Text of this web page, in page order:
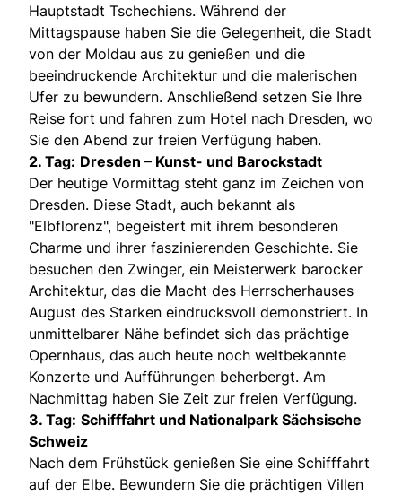
Hauptstadt Tschechiens. Während der
Mittagspause haben Sie die Gelegenheit, die Stadt
von der Moldau aus zu genießen und die
beeindruckende Architektur und die malerischen
Ufer zu bewundern. Anschließend setzen Sie Ihre
Reise fort und fahren zum Hotel nach Dresden, wo
Sie den Abend zur freien Verfügung haben.
2. Tag: Dresden – Kunst- und Barockstadt
Der heutige Vormittag steht ganz im Zeichen von
Dresden. Diese Stadt, auch bekannt als
"Elbflorenz", begeistert mit ihrem besonderen
Charme und ihrer faszinierenden Geschichte. Sie
besuchen den Zwinger, ein Meisterwerk barocker
Architektur, das die Macht des Herrscherhauses
August des Starken eindrucksvoll demonstriert. In
unmittelbarer Nähe befindet sich das prächtige
Opernhaus, das auch heute noch weltbekannte
Konzerte und Aufführungen beherbergt. Am
Nachmittag haben Sie Zeit zur freien Verfügung.
3. Tag: Schifffahrt und Nationalpark Sächsische
Schweiz
Nach dem Frühstück genießen Sie eine Schifffahrt
auf der Elbe. Bewundern Sie die prächtigen Villen